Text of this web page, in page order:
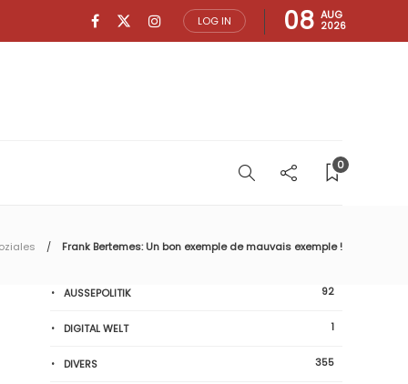
LOG IN 08 AUG
2026
0
Frank Bertemes: Un bon exemple de mauvais exemple !
AUSSEPOLITIK 92
DIGITAL WELT 1
DIVERS 355